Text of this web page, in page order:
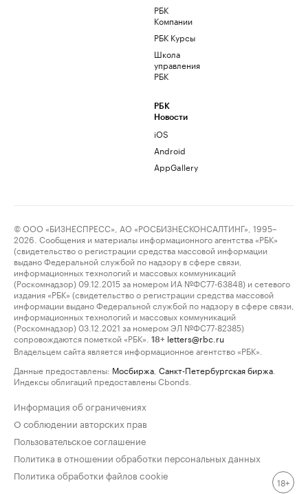
РБК
Компании
РБК Курсы
Школа
управления
РБК
РБК
Новости
iOS
Android
AppGallery
© ООО «БИЗНЕСПРЕСС», АО «РОСБИЗНЕСКОНСАЛТИНГ», 1995–
2026. Сообщения и материалы информационного агентства «РБК»
(свидетельство о регистрации средства массовой информации
выдано Федеральной службой по надзору в сфере связи,
информационных технологий и массовых коммуникаций
(Роскомнадзор) 09.12.2015 за номером ИА №ФС77-63848) и сетевого
издания «РБК» (свидетельство о регистрации средства массовой
информации выдано Федеральной службой по надзору в сфере связи,
информационных технологий и массовых коммуникаций
(Роскомнадзор) 03.12.2021 за номером ЭЛ №ФС77-82385)
сопровождаются пометкой «РБК».
18+ letters@rbc.ru
Владельцем сайта является информационное агентство «РБК».
Данные предоставлены: Мосбиржа Санкт-Петербургская биржа
Индексы облигаций предоставлены Cbonds.
Информация об ограничениях
О соблюдении авторских прав
Пользовательское соглашение
Политика в отношении обработки персональных данных
Политика обработки файлов cookie
18+